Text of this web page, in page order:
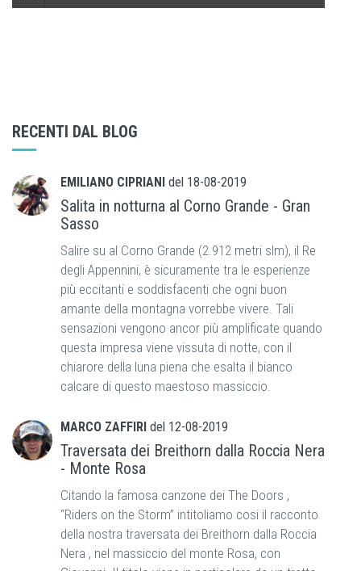
RECENTI DAL BLOG
EMILIANO CIPRIANI del 18-08-2019
Salita in notturna al Corno Grande - Gran
Sasso
Salire su al Corno Grande (2.912 metri slm), il Re
degli Appennini, è sicuramente tra le esperienze
più eccitanti e soddisfacenti che ogni buon
amante della montagna vorrebbe vivere. Tali
sensazioni vengono ancor più amplificate quando
questa impresa viene vissuta di notte, con il
chiarore della luna piena che esalta il bianco
calcare di questo maestoso massiccio.
MARCO ZAFFIRI del 12-08-2019
Traversata dei Breithorn dalla Roccia Nera
- Monte Rosa
Citando la famosa canzone dei The Doors ,
“Riders on the Storm” intitoliamo cosi il racconto
della nostra traversata dei Breithorn dalla Roccia
Nera , nel massiccio del monte Rosa, con